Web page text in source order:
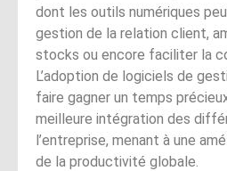
dont les outils numériques
gestion de la relation client,
stocks ou encore faciliter la
L’adoption de logiciels de
faire gagner un temps
meilleure intégration des
l’entreprise, menant à une
de la productivité globale.